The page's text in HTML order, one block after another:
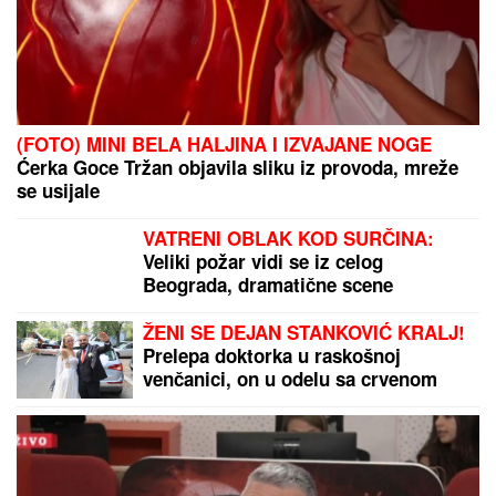
(FOTO) MINI BELA HALJINA I IZVAJANE NOGE
Ćerka Goce Tržan objavila sliku iz provoda, mreže
se usijale
VATRENI OBLAK KOD SURČINA:
Veliki požar vidi se iz celog
Beograda, dramatične scene
ŽENI SE DEJAN STANKOVIĆ KRALJ!
Prelepa doktorka u raskošnoj
venčanici, on u odelu sa crvenom
crkveno venčanje